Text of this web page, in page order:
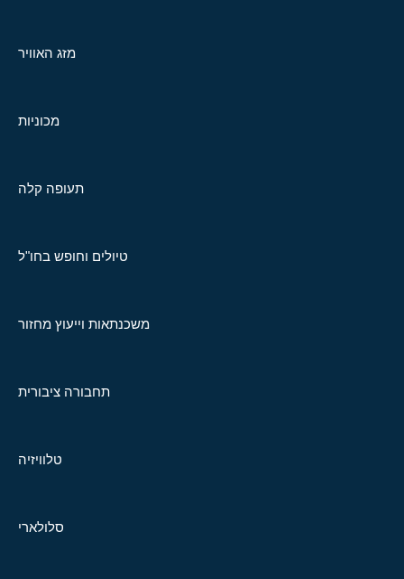
מזג האוויר
מכוניות
תעופה קלה
טיולים וחופש בחו"ל
משכנתאות וייעוץ מחזור
תחבורה ציבורית
טלוויזיה
סלולארי